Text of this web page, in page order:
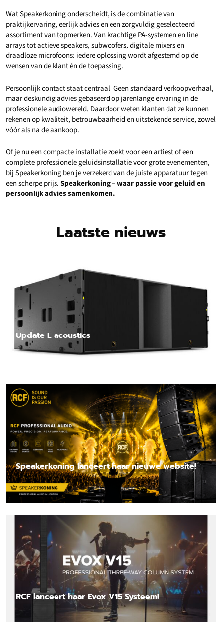
Wat Speakerkoning onderscheidt, is de combinatie van
praktijkervaring, eerlijk advies en een zorgvuldig geselecteerd
assortiment van topmerken. Van krachtige PA-systemen en line
arrays tot actieve speakers, subwoofers, digitale mixers en
draadloze microfoons: iedere oplossing wordt afgestemd op de
wensen van de klant én de toepassing.
Persoonlijk contact staat centraal. Geen standaard verkoopverhaal,
maar deskundig advies gebaseerd op jarenlange ervaring in de
professionele audiowereld. Daardoor weten klanten dat ze kunnen
rekenen op kwaliteit, betrouwbaarheid en uitstekende service, zowel
vóór als na de aankoop.
Of je nu een compacte installatie zoekt voor een artiest of een
complete professionele geluidsinstallatie voor grote evenementen,
bij Speakerkoning ben je verzekerd van de juiste apparatuur tegen
een scherpe prijs.Speakerkoning – waar passie voor geluid en
persoonlijk advies samenkomen.
Laatste nieuws
Update L acoustics
Speakerkoning lanceert haar nieuwe website!
Lees nieuwsbericht
RCF lanceert haar Evox V15 Systeem!